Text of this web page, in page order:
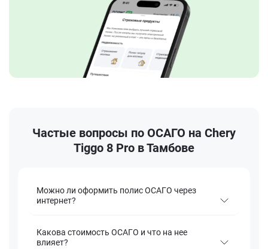
Частые вопросы по ОСАГО на Chery
Tiggo 8 Pro в Тамбове
Можно ли оформить полис ОСАГО через
интернет?
Какова стоимость ОСАГО и что на нее
влияет?